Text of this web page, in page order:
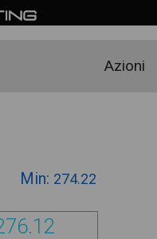
Azioni
Min: 274.22